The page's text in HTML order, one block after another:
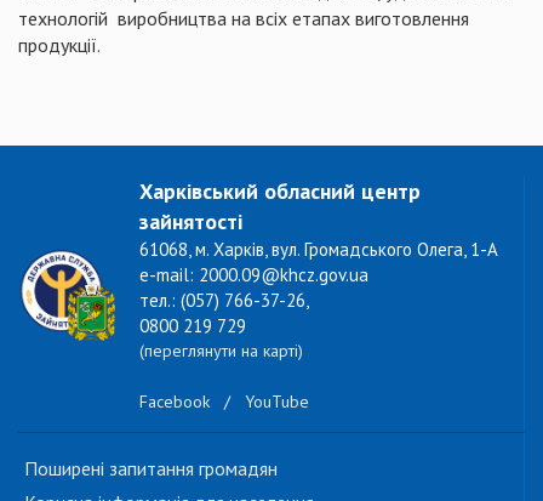
технологій виробництва на всіх етапах виготовлення
продукції.
Харківський обласний центр
зайнятості
61068, м. Харків, вул. Громадського Олега, 1-А
e-mail: 2000.09@khcz.gov.ua
тел.: (057) 766-37-26,
0800 219 729
(переглянути на карті)
Facebook / YouTube
Поширені запитання громадян